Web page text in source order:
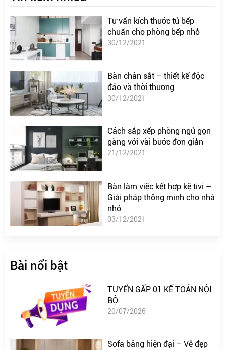
Tư vấn kích thước tủ bếp
chuẩn cho phòng bếp nhỏ
30/12/2021
Bàn chân sắt – thiết kế độc
đáo và thời thượng
30/12/2021
Cách sắp xếp phòng ngủ gọn
gàng với vài bước đơn giản
21/12/2021
Bàn làm việc kết hợp kệ tivi –
Giải pháp thông minh cho nhà
nhỏ
03/12/2021
Bài nổi bật
TUYỂN GẤP 01 KẾ TOÁN NỘI
BỘ
20/07/2026
Sofa băng hiện đại – Vẻ đẹp